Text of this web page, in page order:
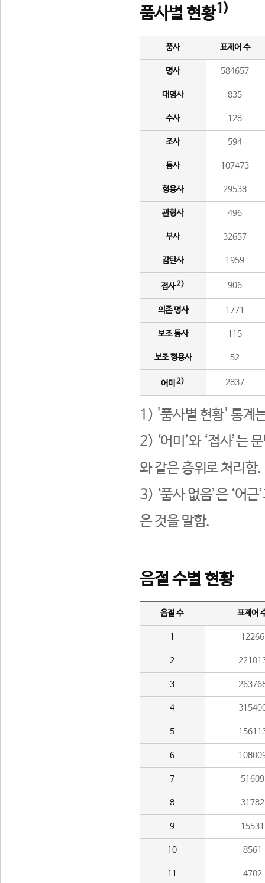
품사별 현황1)
품사 표제어 수
명사 584657
대명사 835
수사 128
조사 594
동사 107473
형용사 29538
관형사 496
부사 32657
감탄사 1959
접사2) 906
의존 명사 1771
보조 동사 115
보조 형용사 52
어미 2) 2837
1) '품사별 현황' 통계
2) ‘어미’와 ‘접사’는
와 같은 층위로 처리함.
3) ‘품사 없음’은 ‘어
은 것을 말함.
음절 수별 현황
음절 수 표제어
1 12266
2
3
4
5
6
7 51609
8 31782
9 15531
10 8561
11 4702